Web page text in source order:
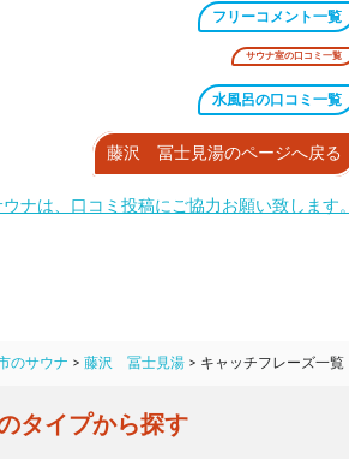
フリーコメント一覧
サウナ室の口コミ一覧
水風呂の口コミ一覧
藤沢 冨士見湯のページへ戻る
ナは、口コミ投稿にご協力お願い致します。
のサウナ > 藤沢 冨士見湯 > キャッチフレーズ一覧
タイプから探す